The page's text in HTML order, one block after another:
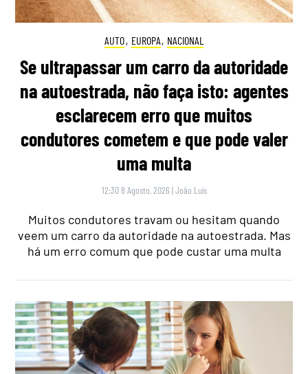
AUTO, EUROPA, NACIONAL
Se ultrapassar um carro da autoridade
na autoestrada, não faça isto: agentes
esclarecem erro que muitos
condutores cometem e que pode valer
uma multa
12:30 8 Agosto, 2026 |João Luís
Muitos condutores travam ou hesitam quando
veem um carro da autoridade na autoestrada. Mas
há um erro comum que pode custar uma multa